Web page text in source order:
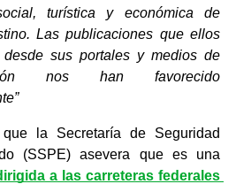
turística y económica de
Las publicaciones que ellos
sus portales y medios de
nos han favorecido
la Secretaría de Seguridad
(SSPE) asevera que es una
a las carreteras federales